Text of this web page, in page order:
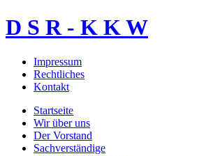
D S R - K K W
Impressum
Rechtliches
Kontakt
Startseite
Wir über uns
Der Vorstand
Sachverständige